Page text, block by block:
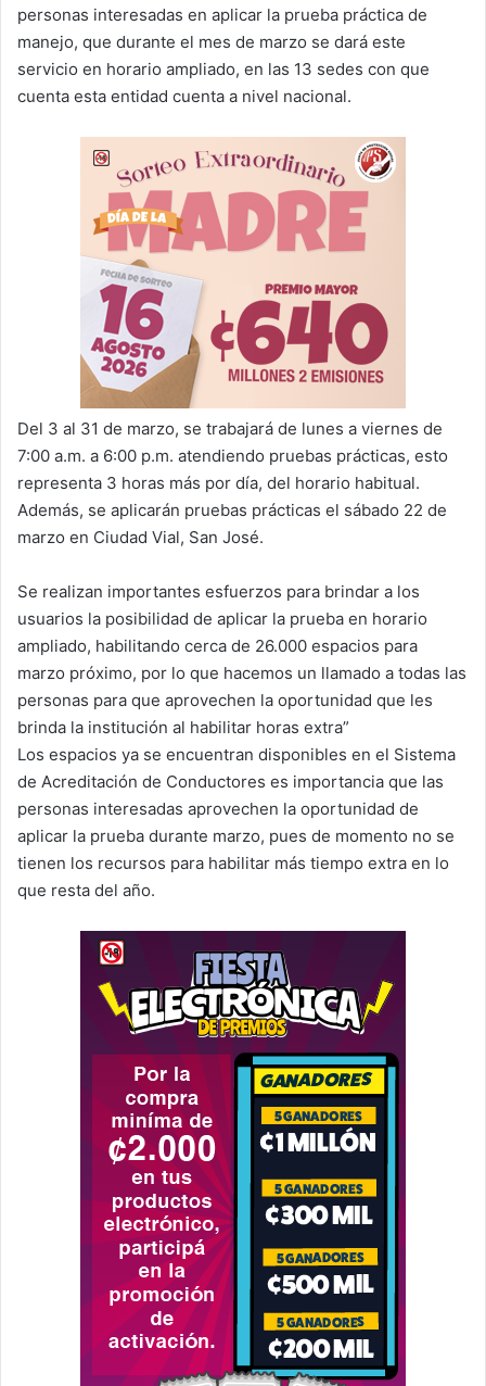
personas interesadas en aplicar la prueba práctica de
manejo, que durante el mes de marzo se dará este
servicio en horario ampliado, en las 13 sedes con que
cuenta esta entidad cuenta a nivel nacional.
Del 3 al 31 de marzo, se trabajará de lunes a viernes de
7:00 a.m. a 6:00 p.m. atendiendo pruebas prácticas, esto
representa 3 horas más por día, del horario habitual.
Además, se aplicarán pruebas prácticas el sábado 22 de
marzo en Ciudad Vial, San José.
Se realizan importantes esfuerzos para brindar a los
usuarios la posibilidad de aplicar la prueba en horario
ampliado, habilitando cerca de 26.000 espacios para
marzo próximo, por lo que hacemos un llamado a todas las
personas para que aprovechen la oportunidad que les
brinda la institución al habilitar horas extra”
Los espacios ya se encuentran disponibles en el Sistema
de Acreditación de Conductores es importancia que las
personas interesadas aprovechen la oportunidad de
aplicar la prueba durante marzo, pues de momento no se
tienen los recursos para habilitar más tiempo extra en lo
que resta del año.